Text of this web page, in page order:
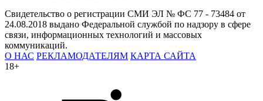
Свидетельство о регистрации СМИ ЭЛ № ФС 77 - 73484 от
24.08.2018 выдано Федеральной службой по надзору в сфере
связи, информационных технологий и массовых
коммуникаций.
О НАС РЕКЛАМОДАТЕЛЯМ КАРТА САЙТА
18+